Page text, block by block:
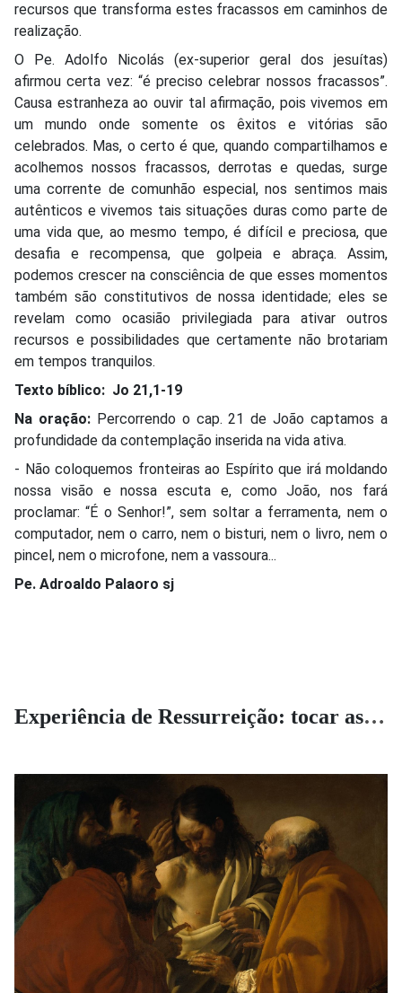
recursos que transforma estes fracassos em caminhos de
realização.
O Pe. Adolfo Nicolás (ex-superior geral dos jesuítas)
afirmou certa vez: “é preciso celebrar nossos fracassos”.
Causa estranheza ao ouvir tal afirmação, pois vivemos em
um mundo onde somente os êxitos e vitórias são
celebrados. Mas, o certo é que, quando compartilhamos e
acolhemos nossos fracassos, derrotas e quedas, surge
uma corrente de comunhão especial, nos sentimos mais
autênticos e vivemos tais situações duras como parte de
uma vida que, ao mesmo tempo, é difícil e preciosa, que
desafia e recompensa, que golpeia e abraça. Assim,
podemos crescer na consciência de que esses momentos
também são constitutivos de nossa identidade; eles se
revelam como ocasião privilegiada para ativar outros
recursos e possibilidades que certamente não brotariam
em tempos tranquilos.
Texto bíblico: Jo 21,1-19
Na oração:Percorrendo o cap. 21 de João captamos a
profundidade da contemplação inserida na vida ativa.
- Não coloquemos fronteiras ao Espírito que irá moldando
nossa visão e nossa escuta e, como João, nos fará
proclamar: “É o Senhor!”, sem soltar a ferramenta, nem o
computador, nem o carro, nem o bisturi, nem o livro, nem o
pincel, nem o microfone, nem a vassoura...
Pe. Adroaldo Palaoro sj
Experiência de Ressurreição: tocar as chagas da humanidade